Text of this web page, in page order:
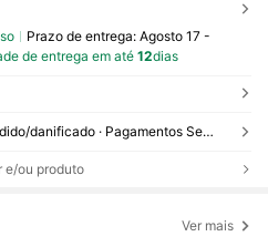
Prazo de entrega: Agosto 17 -
de entrega em até 12dias
Reenviar se o item estiver perdido/danificado · Pagamentos Seguros · Proteção de privacidade
e/ou produto
Ver mais